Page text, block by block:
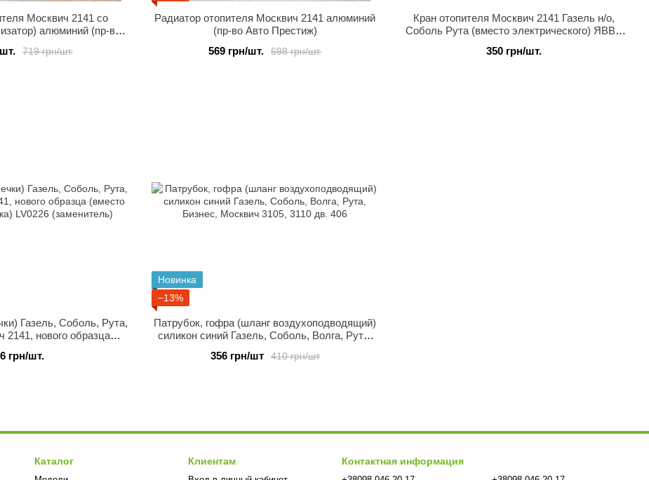
Москвич 2141 со
алюминий (пр-во
719 грн/шт.
Радиатор отопителя Москвич 2141 алюминий
(пр-во Авто Престиж)
698 грн/шт.
569 грн/шт.
Кран отопителя Москвич 2141 Газель н/о,
Соболь Рута (вместо электрического) ЯВВА
350 грн/шт.
Газель, Соболь, Рута,
2141, нового образца
грн/шт.
Новинка
−13%
Патрубок, гофра (шланг воздухоподводящий)
силикон синий Газель, Соболь, Волга, Рута,
410 грн/шт
356 грн/шт
Каталог Клиентам Контактная информация